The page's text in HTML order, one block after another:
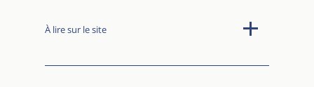
À lire sur le site